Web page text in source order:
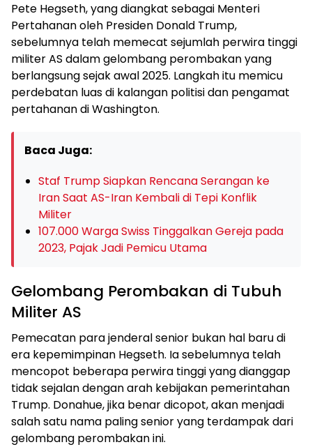
Pete Hegseth, yang diangkat sebagai Menteri
Pertahanan oleh Presiden Donald Trump,
sebelumnya telah memecat sejumlah perwira tinggi
militer AS dalam gelombang perombakan yang
berlangsung sejak awal 2025. Langkah itu memicu
perdebatan luas di kalangan politisi dan pengamat
pertahanan di Washington.
Baca Juga:
Staf Trump Siapkan Rencana Serangan ke
Iran Saat AS-Iran Kembali di Tepi Konflik
Militer
107.000 Warga Swiss Tinggalkan Gereja pada
2023, Pajak Jadi Pemicu Utama
Gelombang Perombakan di Tubuh
Militer AS
Pemecatan para jenderal senior bukan hal baru di
era kepemimpinan Hegseth. Ia sebelumnya telah
mencopot beberapa perwira tinggi yang dianggap
tidak sejalan dengan arah kebijakan pemerintahan
Trump. Donahue, jika benar dicopot, akan menjadi
salah satu nama paling senior yang terdampak dari
gelombang perombakan ini.